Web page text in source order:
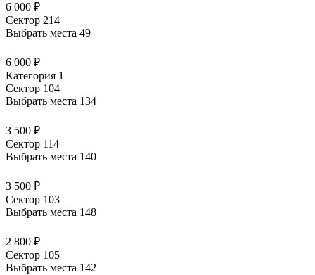
6 000 ₽
Сектор 214
Выбрать места 49
6 000 ₽
Категория 1
Сектор 104
Выбрать места 134
3 500 ₽
Сектор 114
Выбрать места 140
3 500 ₽
Сектор 103
Выбрать места 148
2 800 ₽
Сектор 105
Выбрать места 142